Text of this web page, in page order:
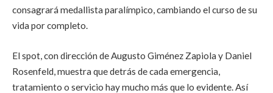
consagrará medallista paralímpico, cambiando el curso de su
vida por completo.
El spot, con dirección de Augusto Giménez Zapiola y Daniel
Rosenfeld, muestra que detrás de cada emergencia,
tratamiento o servicio hay mucho más que lo evidente. Así